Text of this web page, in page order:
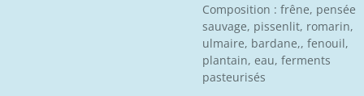
Composition : frêne, pensée
sauvage, pissenlit, romarin,
ulmaire, bardane,, fenouil,
plantain, eau, ferments
pasteurisés